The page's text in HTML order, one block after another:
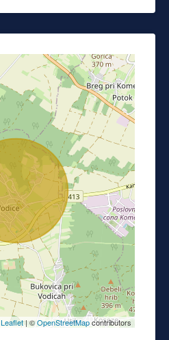
Leaflet| ©OpenStreetMapcontributors